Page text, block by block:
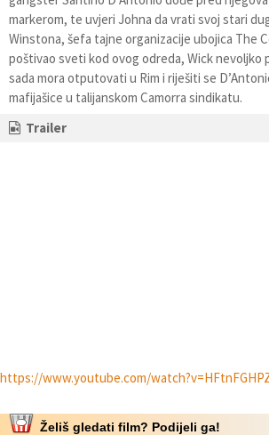
markerom, te uvjeri Johna da vrati svoj stari
Winstona, šefa tajne organizacije ubojica The
poštivao sveti kod ovog odreda, Wick nevoljko
sada mora otputovati u Rim i riješiti se
mafijašice u talijanskom Camorra sindikatu.
Trailer
https://www.youtube.com/
Želiš gledati film? Podijeli ga!